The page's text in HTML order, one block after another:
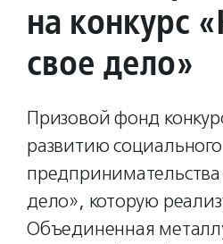
на конкурс
свое дело»
Призовой фонд
развитию социального
дело», которую
Объединенная